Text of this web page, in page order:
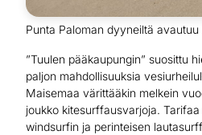
Punta Paloman dyyneiltä
”Tuulen pääkaupungin” suosittu
paljon mahdollisuuksia
Maisemaa värittääkin melkein
joukko kitesurffausvarjoja.
windsurfin ja perinteisen